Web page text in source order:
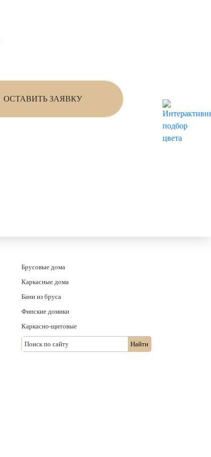
ОСТАВИТЬ ЗАЯВКУ
Брусовые дома
Каркасные дома
Бани из бруса
Финские домики
Каркасно-щитовые